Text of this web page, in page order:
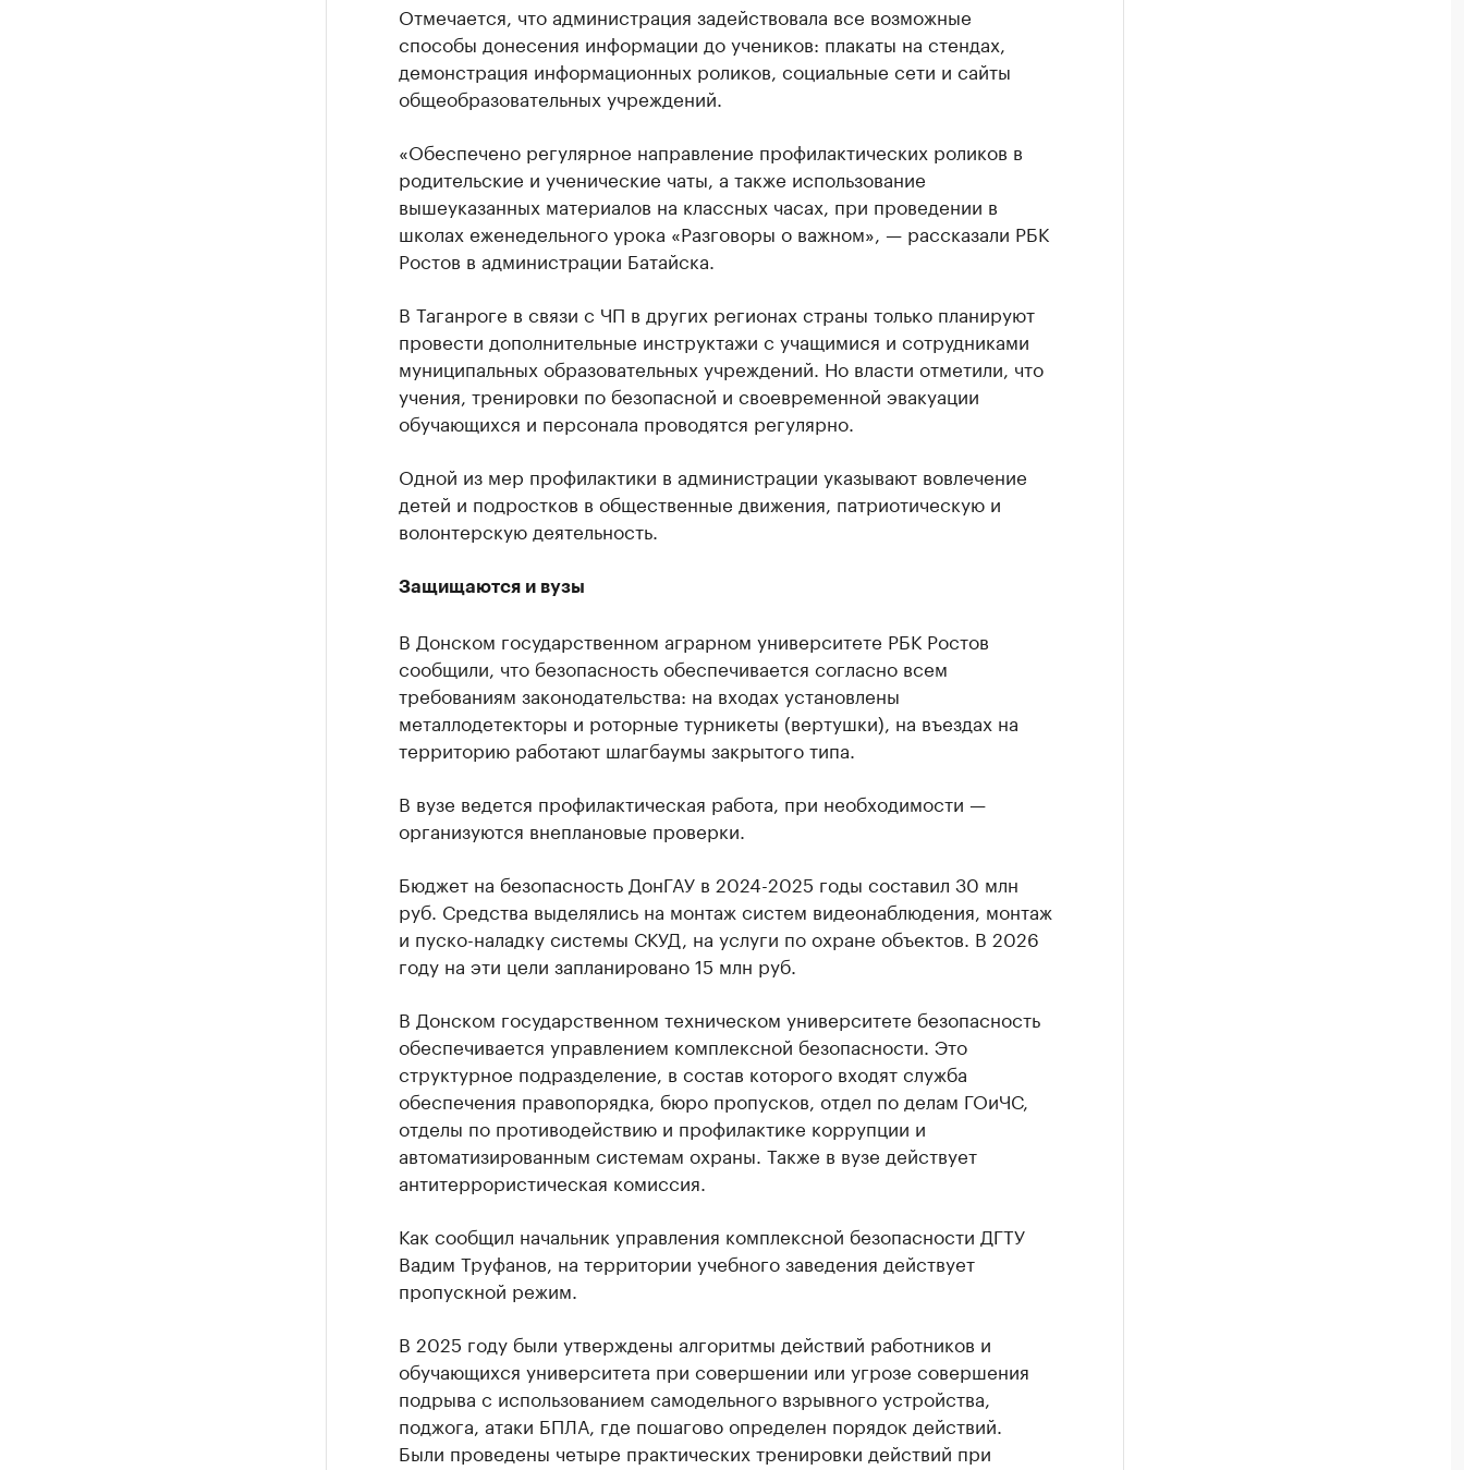
Отмечается, что администрация задействовала все возможные
способы донесения информации до учеников: плакаты на стендах,
демонстрация информационных роликов, социальные сети и сайты
общеобразовательных учреждений.
«Обеспечено регулярное направление профилактических роликов в
родительские и ученические чаты, а также использование
вышеуказанных материалов на классных часах, при проведении в
школах еженедельного урока «Разговоры о важном», — рассказали РБК
Ростов в администрации Батайска.
В Таганроге в связи с ЧП в других регионах страны только планируют
провести дополнительные инструктажи с учащимися и сотрудниками
муниципальных образовательных учреждений. Но власти отметили, что
учения, тренировки по безопасной и своевременной эвакуации
обучающихся и персонала проводятся регулярно.
Одной из мер профилактики в администрации указывают вовлечение
детей и подростков в общественные движения, патриотическую и
волонтерскую деятельность.
Защищаются и вузы
В Донском государственном аграрном университете РБК Ростов
сообщили, что безопасность обеспечивается согласно всем
требованиям законодательства: на входах установлены
металлодетекторы и роторные турникеты (вертушки), на въездах на
территорию работают шлагбаумы закрытого типа.
В вузе ведется профилактическая работа, при необходимости —
организуются внеплановые проверки.
Бюджет на безопасность ДонГАУ в 2024-2025 годы составил 30 млн
руб. Средства выделялись на монтаж систем видеонаблюдения, монтаж
и пуско-наладку системы СКУД, на услуги по охране объектов. В 2026
году на эти цели запланировано 15 млн руб.
В Донском государственном техническом университете безопасность
обеспечивается управлением комплексной безопасности. Это
структурное подразделение, в состав которого входят служба
обеспечения правопорядка, бюро пропусков, отдел по делам ГОиЧС,
отделы по противодействию и профилактике коррупции и
автоматизированным системам охраны. Также в вузе действует
антитеррористическая комиссия.
Как сообщил начальник управления комплексной безопасности ДГТУ
Вадим Труфанов, на территории учебного заведения действует
пропускной режим.
В 2025 году были утверждены алгоритмы действий работников и
обучающихся университета при совершении или угрозе совершения
подрыва с использованием самодельного взрывного устройства,
поджога, атаки БПЛА, где пошагово определен порядок действий.
Были проведены четыре практических тренировки действий при